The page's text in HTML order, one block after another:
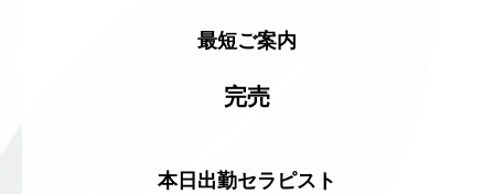
最短ご案内
完売
本日出勤セラピスト